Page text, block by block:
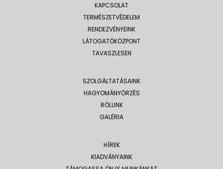
KAPCSOLAT
TERMÉSZETVÉDELEM
RENDEZVÉNYEINK
LÁTOGATÓKÖZPONT
TAVASZLESEN
SZOLGÁLTATÁSAINK
HAGYOMÁNYŐRZÉS
RÓLUNK
GALÉRIA
HÍREK
KIADVÁNYAINK